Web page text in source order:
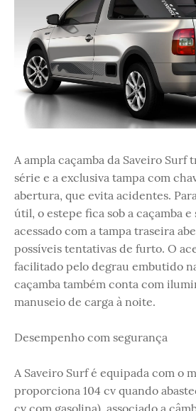
A ampla caçamba da Saveiro Surf
série e a exclusiva tampa com
abertura, que evita acidentes.
útil, o estepe fica sob a caçamba e
acessado com a tampa traseira
possíveis tentativas de furto. O
facilitado pelo degrau embutido
caçamba também conta com
manuseio de carga à noite.
Desempenho com segurança
A Saveiro Surf é equipada com o
proporciona 104 cv quando
cv com gasolina), associado a